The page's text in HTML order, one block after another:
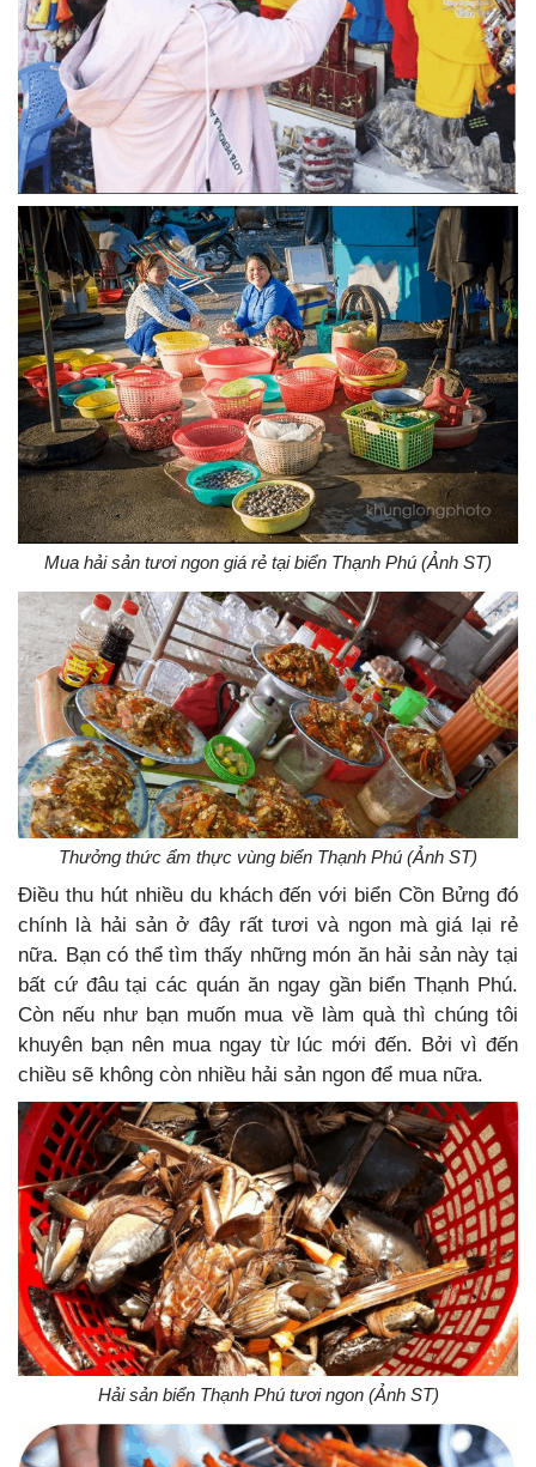
Mua hải sản tươi ngon giá rẻ tại biển Thạnh Phú (Ảnh ST)
Thưởng thức ẩm thực vùng biển Thạnh Phú (Ảnh ST)
Điều thu hút nhiều du khách đến với biển Cồn Bửng đó
chính là hải sản ở đây rất tươi và ngon mà giá lại rẻ
nữa. Bạn có thể tìm thấy những món ăn hải sản này tại
bất cứ đâu tại các quán ăn ngay gần biển Thạnh Phú.
Còn nếu như bạn muốn mua về làm quà thì chúng tôi
khuyên bạn nên mua ngay từ lúc mới đến. Bởi vì đến
chiều sẽ không còn nhiều hải sản ngon để mua nữa.
Hải sản biển Thạnh Phú tươi ngon (Ảnh ST)